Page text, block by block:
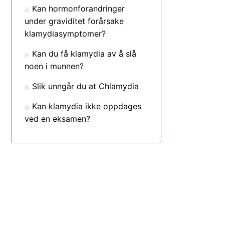
Kan hormonforandringer
under graviditet forårsake
klamydiasymptomer?
Kan du få klamydia av å slå
noen i munnen?
Slik unngår du at Chlamydia
Kan klamydia ikke oppdages
ved en eksamen?